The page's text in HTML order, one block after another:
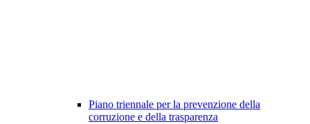
Piano triennale per la prevenzione della
corruzione e della trasparenza